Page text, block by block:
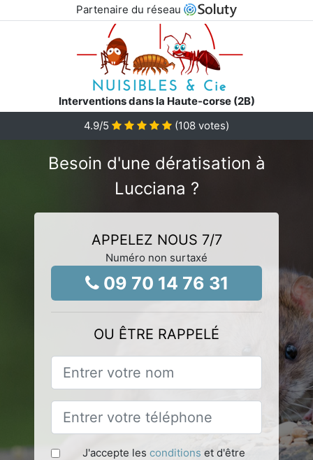
Partenaire du réseau
Interventions dans la Haute-corse (2B)
4.9/5 (108 votes)
Besoin d'une dératisation à
Lucciana ?
APPELEZ NOUS 7/7
Numéro non surtaxé
09 70 14 76 31
OU ÊTRE RAPPELÉ
J'accepte les conditions et d'être